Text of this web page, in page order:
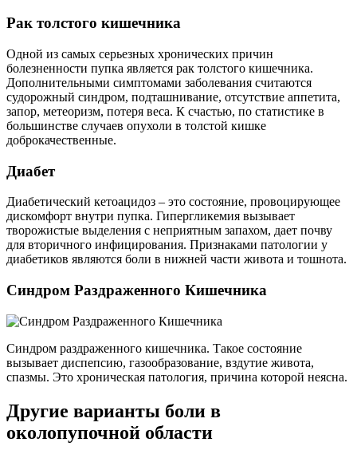
Рак толстого кишечника
Одной из самых серьезных хронических причин
болезненности пупка является рак толстого кишечника.
Дополнительными симптомами заболевания считаются
судорожный синдром, подташнивание, отсутствие аппетита,
запор, метеоризм, потеря веса. К счастью, по статистике в
большинстве случаев опухоли в толстой кишке
доброкачественные.
Диабет
Диабетический кетоацидоз – это состояние, провоцирующее
дискомфорт внутри пупка. Гипергликемия вызывает
творожистые выделения с неприятным запахом, дает почву
для вторичного инфицирования. Признаками патологии у
диабетиков являются боли в нижней части живота и тошнота.
Синдром Раздраженного Кишечника
Синдром раздраженного кишечника. Такое состояние
вызывает диспепсию, газообразование, вздутие живота,
спазмы. Это хроническая патология, причина которой неясна.
Другие варианты боли в
околопупочной области